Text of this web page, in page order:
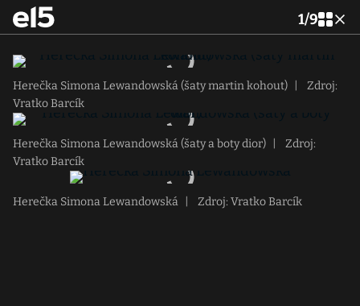
1/9
Herečka Simona Lewandowská (šaty martin kohout)
Zdroj:
Vratko Barcík
Herečka Simona Lewandowská (šaty a boty dior)
Zdroj:
Vratko Barcík
Herečka Simona Lewandowská Zdroj: Vratko Barcík